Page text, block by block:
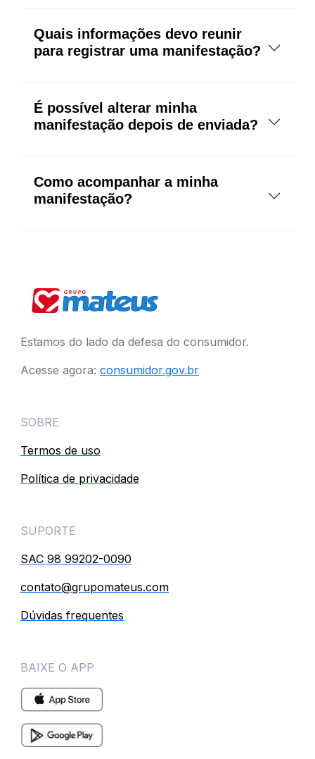
Quais informações devo reunir
para registrar uma manifestação?
É possível alterar minha
manifestação depois de enviada?
Como acompanhar a minha
manifestação?
Estamos do lado da defesa do consumidor.
Acesse agora: consumidor.gov.br
SOBRE
Termos de uso
Política de privacidade
SUPORTE
SAC 98 99202-0090
contato@grupomateus.com
Dúvidas frequentes
BAIXE O APP